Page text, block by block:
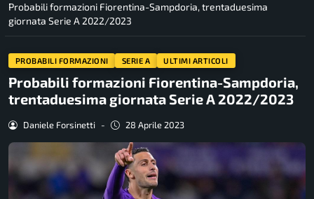
Probabili formazioni Fiorentina-Sampdoria, trentaduesima
giornata Serie A 2022/2023
PROBABILI FORMAZIONI SERIE A ULTIMI ARTICOLI
Probabili formazioni Fiorentina-Sampdoria,
trentaduesima giornata Serie A 2022/2023
Daniele Forsinetti - 28 Aprile 2023